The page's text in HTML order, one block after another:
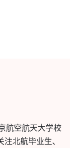
航空航天大学校
北航毕业生、